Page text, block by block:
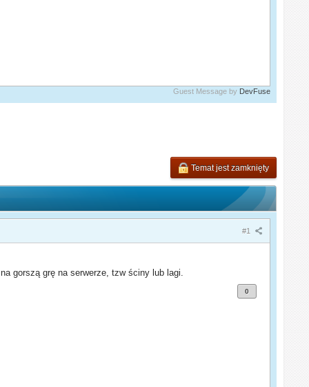
Guest Message by DevFuse
Temat jest zamknięty
#1
gorszą grę na serwerze, tzw ściny lub lagi.
0